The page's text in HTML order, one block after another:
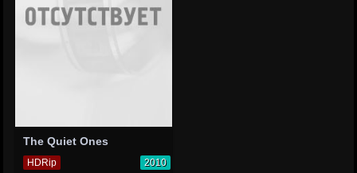
The Quiet Ones
HDRip 2010